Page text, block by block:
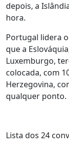
depois, a
hora.
Portugal lidera
que a
Luxemburgo,
colocada, com
Herzegovina,
qualquer ponto.
Lista dos 24